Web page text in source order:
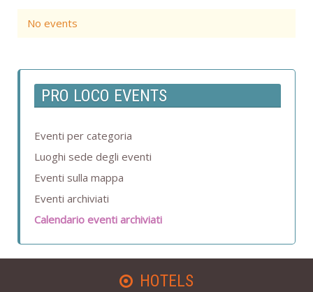
Add filter Clear
No events
PRO LOCO EVENTS
Eventi per categoria
Luoghi sede degli eventi
Eventi sulla mappa
Eventi archiviati
Calendario eventi archiviati
HOTELS